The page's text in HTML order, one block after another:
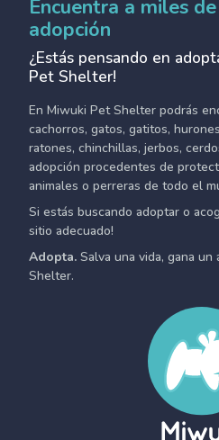
Encuentra a miles
adopción
¿Estás pensando en
Pet Shelter!
En Miwuki Pet Shelter podrás
cachorros, gatos, gatitos,
ratones, chinchillas, jerbos,
adopción procedentes de
animales o perreras de todo el
Si estás buscando adoptar o
sitio adecuado!
Adopta. Salva una vida, gana
Shelter.